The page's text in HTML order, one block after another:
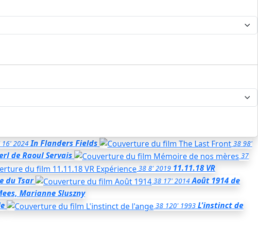
16' 2024 In Flanders Fields 38 98'
de Raoul Servais
37
38 8' 2019 11.11.18 VR
du Tsar 38 17' 2014 Août 1914de
Marianne Sluszny
38 120' 1993 L'instinct de